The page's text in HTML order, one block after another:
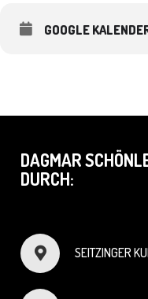
GOOGLE
DAGMAR
DURCH:
SEITZINGER